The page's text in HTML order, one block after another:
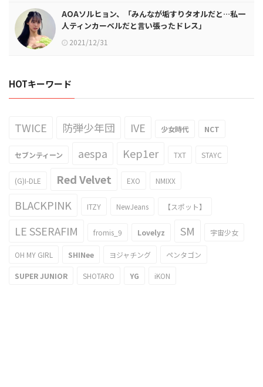
AOAソルヒョン、「みんなが垢すりタオルだと…私一
人ティンカーベルだと言い張ったドレス」
2021/12/31
HOTキーワード
TWICE 防弾少年団 IVE 少女時代 NCT
セブンティーン aespa Kep1er TXT STAYC
(G)I-DLE Red Velvet EXO NMIXX
BLACKPINK ITZY NewJeans 【スポット】
LE SSERAFIM fromis_9 Lovelyz SM 宇宙少女
OH MY GIRL SHINee ヨジャチング ペンタゴン
SUPER JUNIOR SHOTARO YG iKON